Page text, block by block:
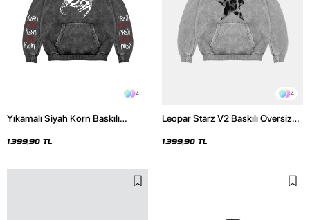
4
Yıkamalı Siyah Korn Baskılı
1.399,90 TL
4
Leopar Starz V2 Baskılı Oversize
Hoodie
1.399,90 TL